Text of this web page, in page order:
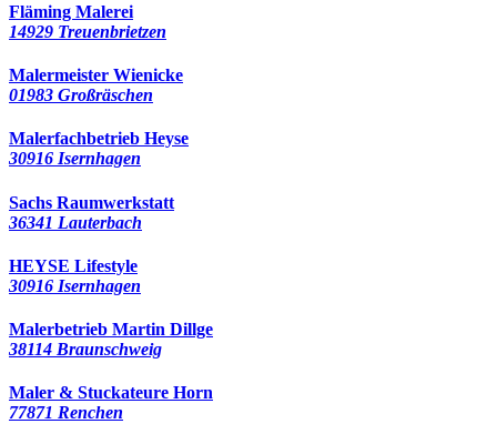
Fläming Malerei
14929 Treuenbrietzen
Malermeister Wienicke
01983 Großräschen
Malerfachbetrieb Heyse
30916 Isernhagen
Sachs Raumwerkstatt
36341 Lauterbach
HEYSE Lifestyle
30916 Isernhagen
Malerbetrieb Martin Dillge
38114 Braunschweig
Maler & Stuckateure Horn
77871 Renchen